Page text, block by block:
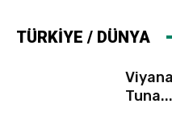
TÜRKİYE / DÜNYA
Tuna...